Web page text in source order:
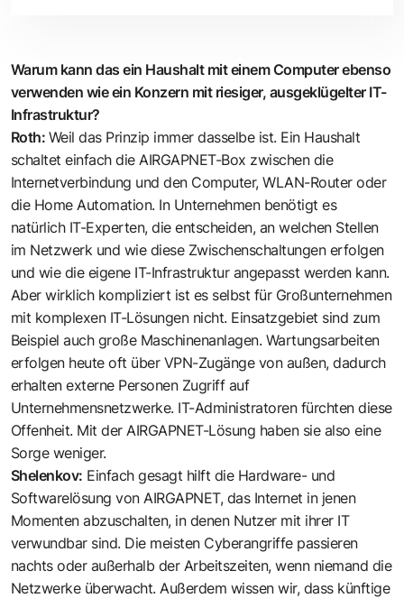
Warum kann das ein Haushalt mit einem Computer ebenso
verwenden wie ein Konzern mit riesiger, ausgeklügelter IT-
Infrastruktur?
Roth: Weil das Prinzip immer dasselbe ist. Ein Haushalt
schaltet einfach die AIRGAPNET-Box zwischen die
Internetverbindung und den Computer, WLAN-Router oder
die Home Automation. In Unternehmen benötigt es
natürlich IT-Experten, die entscheiden, an welchen Stellen
im Netzwerk und wie diese Zwischenschaltungen erfolgen
und wie die eigene IT-Infrastruktur angepasst werden kann.
Aber wirklich kompliziert ist es selbst für Großunternehmen
mit komplexen IT-Lösungen nicht. Einsatzgebiet sind zum
Beispiel auch große Maschinen­anlagen. Wartungsarbeiten
erfolgen ­heute oft über VPN-Zugänge von außen, dadurch
erhalten externe Personen ­Zugriff auf
Unternehmensnetzwerke. ­IT-Administratoren fürchten diese
­Offenheit. Mit der AIRGAPNET-Lösung haben sie also eine
Sorge weniger.
Shelenkov: Einfach gesagt hilft die Hardware- und
Softwarelösung von AIRGAPNET, das Internet in jenen
Momenten abzuschalten, in denen Nutzer mit ihrer IT
verwundbar sind. Die meisten Cyberangriffe passieren
nachts oder außerhalb der Arbeitszeiten, wenn niemand die
Netzwerke überwacht. Außerdem wissen wir, dass künftige